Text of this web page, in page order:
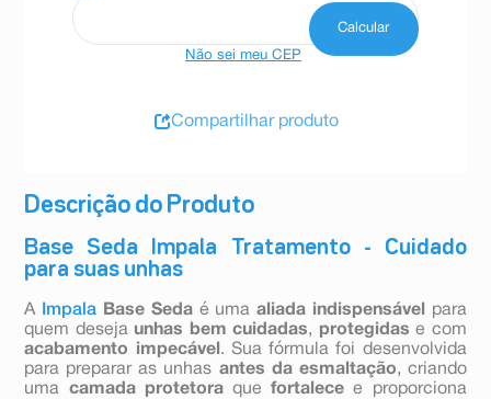
Descrição do Produto
Base Seda Impala Tratamento - Cuidado
para suas unhas
A Impala Base Sedaé umaaliada indispensável
para
quem deseja unhas bem cuidadas, protegidas e com
acabamento impecável . Sua fórmula foi desenvolvida
para preparar as unhas antes da esmaltação, criando
uma camada protetoraquefortalece e proporciona
Não sei meu CEP
Compartilhar produto